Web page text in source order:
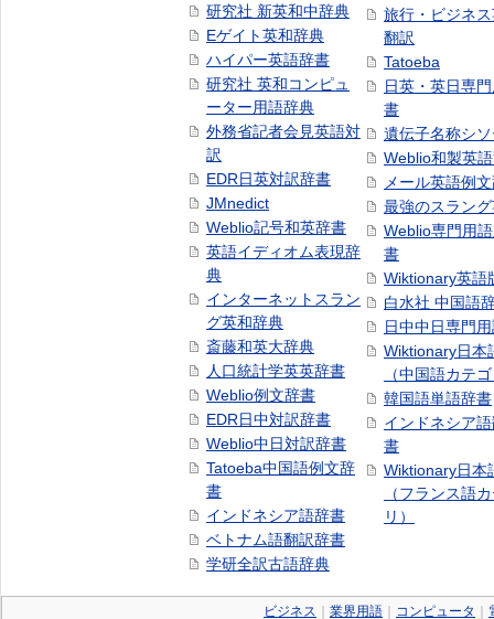
研究社 新英和中辞典
Eゲイト英和辞典
ハイパー英語辞書
研究社 英和コンピュ
ーター用語辞典
外務省記者会見英語対
訳
EDR日英対訳辞書
JMnedict
Weblio記号和英辞書
英語イディオム表現辞
典
インターネットスラン
グ英和辞典
斎藤和英大辞典
人口統計学英英辞書
Weblio例文辞書
EDR日中対訳辞書
Weblio中日対訳辞書
Tatoeba中国語例文辞
書
インドネシア語辞書
ベトナム語翻訳辞書
学研全訳古語辞典
旅行・ビジネ
翻訳
Tatoeba
日英・英日専
書
遺伝子名称シ
Weblio和製英
メール英語例
最強のスラン
Weblio専門用
書
Wiktionary英語
白水社 中国語
日中中日専門
Wiktionary日本
（中国語カテ
韓国語単語辞書
インドネシア
書
Wiktionary日本
（フランス語
リ）
ビジネス 業界用語 コンピュータ